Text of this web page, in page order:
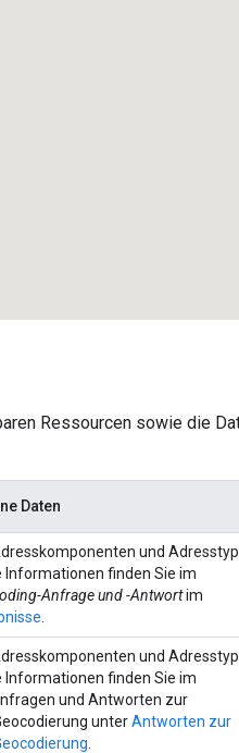
Ressourcen sowie die
Daten
und
Informationen finden Sie im
Anfrage und -Antwortim
und
Informationen finden Sie im
und Antworten zur
unterAntworten zur